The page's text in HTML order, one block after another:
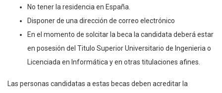
No tener la residencia en España.
Disponer de una dirección de correo electrónico
En el momento de solcitar la beca la candidata deberá estar
en posesión del Titulo Superior Universitario de Ingenieria o
Licenciada en Informática y en otras titulaciones afines.
Las personas candidatas a estas becas deben acreditar la